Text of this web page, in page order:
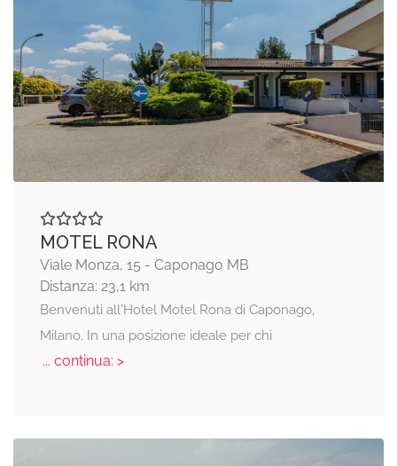
MOTEL RONA
Viale Monza, 15 - Caponago MB
Distanza: 23,1 km
Benvenuti all'Hotel Motel Rona di Caponago,
Milano. In una posizione ideale per chi
... continua: >